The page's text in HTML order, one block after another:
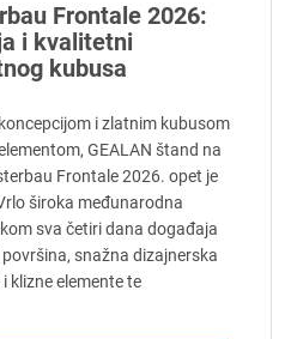
Frontale 2026:
i kvalitetni
kubusa
i zlatnim kubusom
GEALAN štand na
Frontale 2026. opet je
široka međunarodna
sva četiri dana događaja
snažna dizajnerska
klizne elemente te